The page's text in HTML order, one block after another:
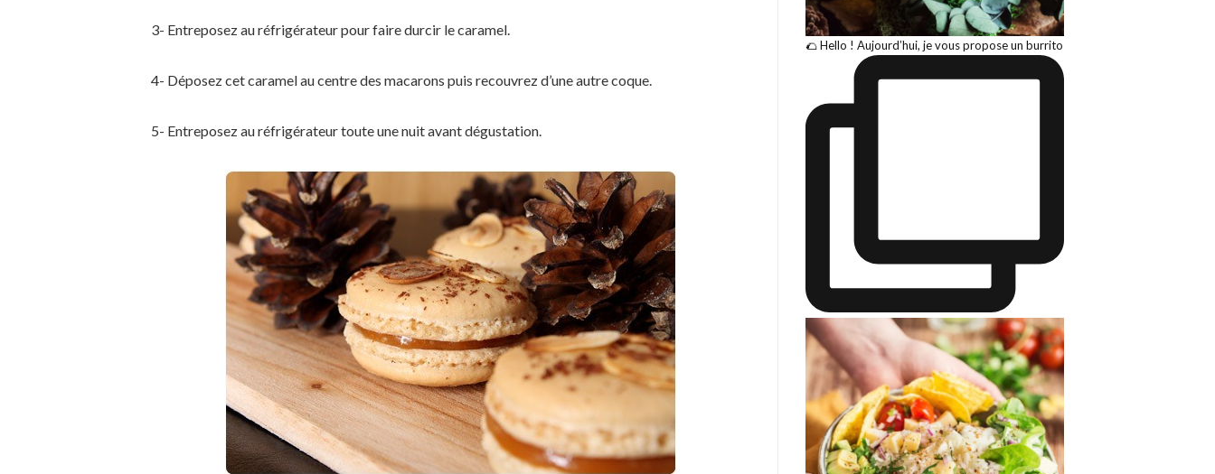
3- Entreposez au réfrigérateur pour faire durcir le caramel.
4- Déposez cet caramel au centre des macarons puis recouvrez d’une autre coque.
5- Entreposez au réfrigérateur toute une nuit avant dégustation.
🌮 Hello ! Aujourd’hui, je vous propose un burrito